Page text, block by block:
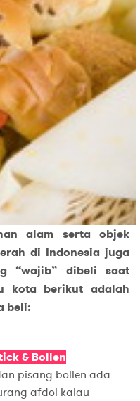
alam serta objek
di Indonesia juga
“wajib” dibeli saat
kota berikut adalah
beli:
& Bollen
pisang bollen ada
afdol kalau